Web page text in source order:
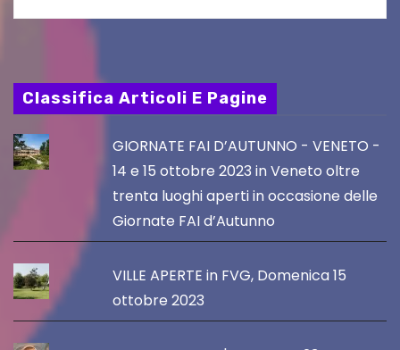
Classifica Articoli E Pagine
GIORNATE FAI D’AUTUNNO - VENETO -
14 e 15 ottobre 2023 in Veneto oltre
trenta luoghi aperti in occasione delle
Giornate FAI d’Autunno
VILLE APERTE in FVG, Domenica 15
ottobre 2023